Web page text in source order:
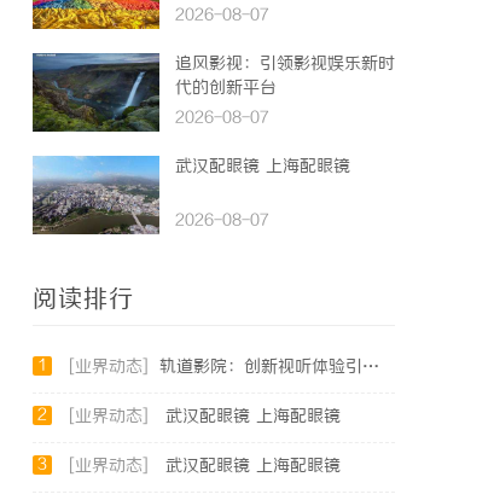
2026-08-07
追风影视：引领影视娱乐新时
代的创新平台
2026-08-07
武汉配眼镜 上海配眼镜
2026-08-07
阅读排行
1 [业界动态] 轨道影院：创新视听体验引领未来娱乐新潮流
2 [业界动态] 武汉配眼镜 上海配眼镜
3 [业界动态] 武汉配眼镜 上海配眼镜